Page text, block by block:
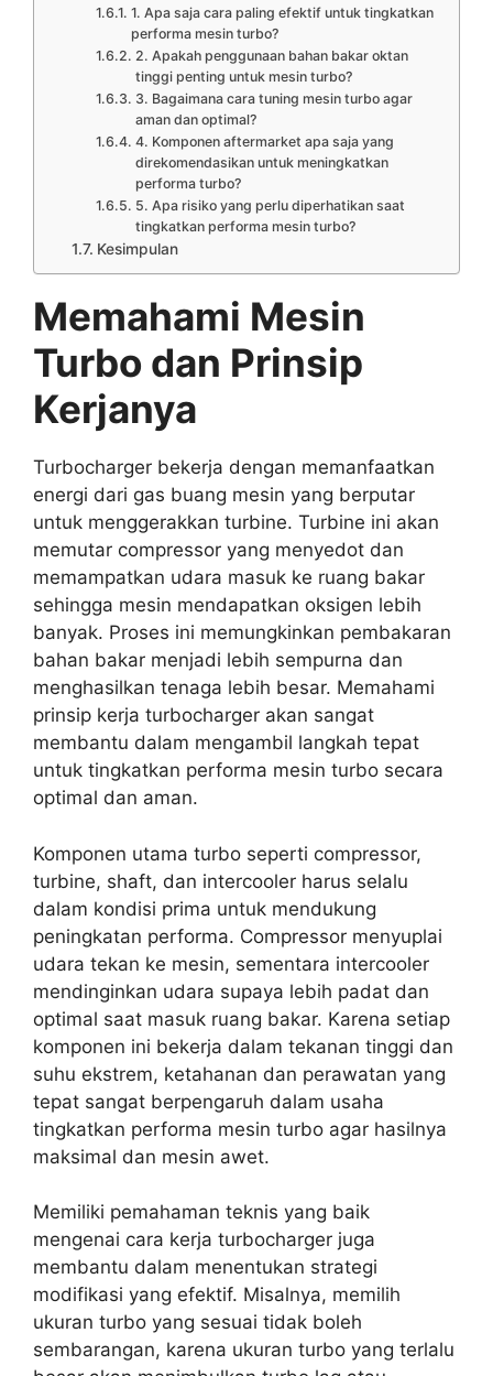
1. Apa saja cara paling efektif untuk tingkatkan
performa mesin turbo?
2. Apakah penggunaan bahan bakar oktan
tinggi penting untuk mesin turbo?
3. Bagaimana cara tuning mesin turbo agar
aman dan optimal?
4. Komponen aftermarket apa saja yang
direkomendasikan untuk meningkatkan
performa turbo?
5. Apa risiko yang perlu diperhatikan saat
tingkatkan performa mesin turbo?
Kesimpulan
Memahami Mesin
Turbo dan Prinsip
Kerjanya
Turbocharger bekerja dengan memanfaatkan
energi dari gas buang mesin yang berputar
untuk menggerakkan turbine. Turbine ini akan
memutar compressor yang menyedot dan
memampatkan udara masuk ke ruang bakar
sehingga mesin mendapatkan oksigen lebih
banyak. Proses ini memungkinkan pembakaran
bahan bakar menjadi lebih sempurna dan
menghasilkan tenaga lebih besar. Memahami
prinsip kerja turbocharger akan sangat
membantu dalam mengambil langkah tepat
untuk tingkatkan performa mesin turbo secara
optimal dan aman.
Komponen utama turbo seperti compressor,
turbine, shaft, dan intercooler harus selalu
dalam kondisi prima untuk mendukung
peningkatan performa. Compressor menyuplai
udara tekan ke mesin, sementara intercooler
mendinginkan udara supaya lebih padat dan
optimal saat masuk ruang bakar. Karena setiap
komponen ini bekerja dalam tekanan tinggi dan
suhu ekstrem, ketahanan dan perawatan yang
tepat sangat berpengaruh dalam usaha
tingkatkan performa mesin turbo agar hasilnya
maksimal dan mesin awet.
Memiliki pemahaman teknis yang baik
mengenai cara kerja turbocharger juga
membantu dalam menentukan strategi
modifikasi yang efektif. Misalnya, memilih
ukuran turbo yang sesuai tidak boleh
sembarangan, karena ukuran turbo yang terlalu